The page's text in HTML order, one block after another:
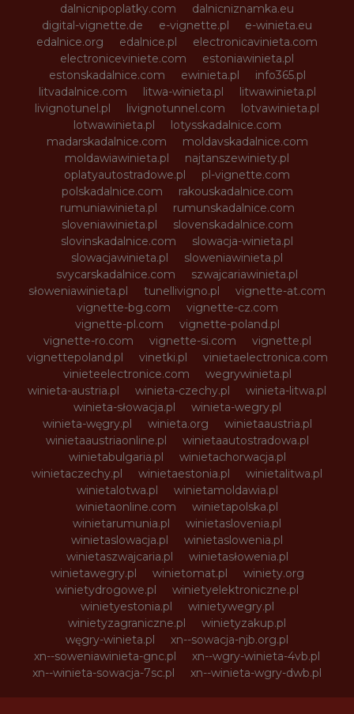
dalnicnipoplatky.com
dalnicniznamka.eu
digital-vignette.de
e-vignette.pl
e-winieta.eu
edalnice.org
edalnice.pl
electronicavinieta.com
electroniceviniete.com
estoniawinieta.pl
estonskadalnice.com
ewinieta.pl
info365.pl
litvadalnice.com
litwa-winieta.pl
litwawinieta.pl
livignotunel.pl
livignotunnel.com
lotvawinieta.pl
lotwawinieta.pl
lotysskadalnice.com
madarskadalnice.com
moldavskadalnice.com
moldawiawinieta.pl
najtanszewiniety.pl
oplatyautostradowe.pl
pl-vignette.com
polskadalnice.com
rakouskadalnice.com
rumuniawinieta.pl
rumunskadalnice.com
sloveniawinieta.pl
slovenskadalnice.com
slovinskadalnice.com
slowacja-winieta.pl
slowacjawinieta.pl
sloweniawinieta.pl
svycarskadalnice.com
szwajcariawinieta.pl
słoweniawinieta.pl
tunellivigno.pl
vignette-at.com
vignette-bg.com
vignette-cz.com
vignette-pl.com
vignette-poland.pl
vignette-ro.com
vignette-si.com
vignette.pl
vignettepoland.pl
vinetki.pl
vinietaelectronica.com
vinieteelectronice.com
wegrywinieta.pl
winieta-austria.pl
winieta-czechy.pl
winieta-litwa.pl
winieta-słowacja.pl
winieta-wegry.pl
winieta-węgry.pl
winieta.org
winietaaustria.pl
winietaaustriaonline.pl
winietaautostradowa.pl
winietabulgaria.pl
winietachorwacja.pl
winietaczechy.pl
winietaestonia.pl
winietalitwa.pl
winietalotwa.pl
winietamoldawia.pl
winietaonline.com
winietapolska.pl
winietarumunia.pl
winietaslovenia.pl
winietaslowacja.pl
winietaslowenia.pl
winietaszwajcaria.pl
winietasłowenia.pl
winietawegry.pl
winietomat.pl
winiety.org
winietydrogowe.pl
winietyelektroniczne.pl
winietyestonia.pl
winietywegry.pl
winietyzagraniczne.pl
winietyzakup.pl
węgry-winieta.pl
xn--sowacja-njb.org.pl
xn--soweniawinieta-gnc.pl
xn--wgry-winieta-4vb.pl
xn--winieta-sowacja-7sc.pl
xn--winieta-wgry-dwb.pl